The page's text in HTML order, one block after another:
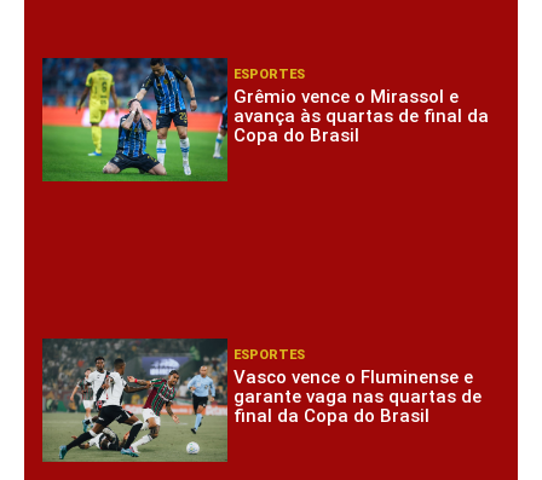
ESPORTES
Grêmio vence o Mirassol e
avança às quartas de final da
Copa do Brasil
ESPORTES
Vasco vence o Fluminense e
garante vaga nas quartas de
final da Copa do Brasil